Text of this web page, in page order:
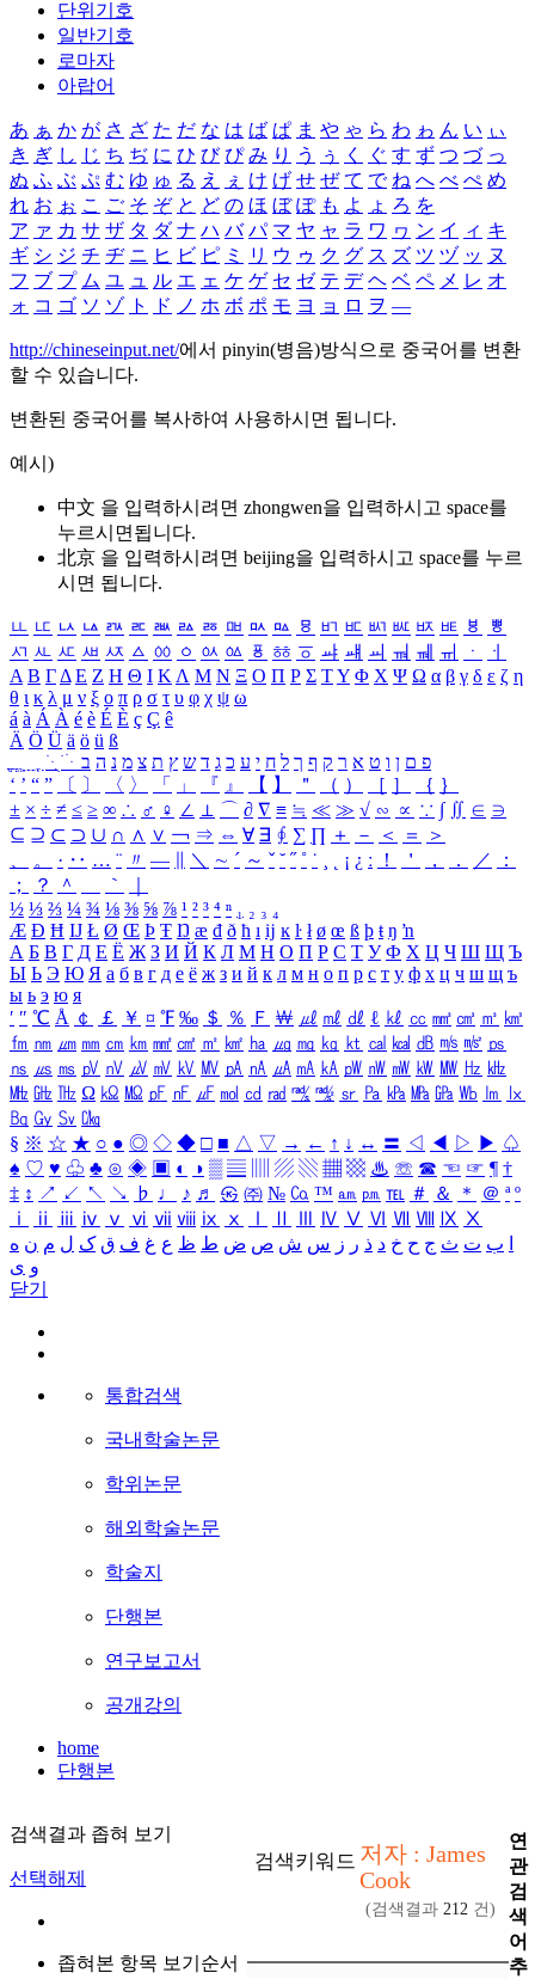
단위기호
일반기호
로마자
아랍어
あ ぁ か が さ ざ た だ な は ば ぱ ま や ゃ ら わ ゎ ん い ぃ
き ぎ し じ ち ぢ に ひ び ぴ み り う ぅ く ぐ す ず つ づ っ
ぬ ふ ぶ ぷ む ゆ ゅ る え ぇ け げ せ ぜ て で ね へ べ ぺ め
れ お ぉ こ ご そ ぞ と ど の ほ ぼ ぽ も よ ょ ろ を
ア ァ カ サ ザ タ ダ ナ ハ バ パ マ ヤ ャ ラ ワ ヮ ン イ ィ キ
ギ シ ジ チ ヂ ニ ヒ ビ ピ ミ リ ウ ゥ ク グ ス ズ ツ ヅ ッ ヌ
フ ブ プ ム ユ ュ ル エ ェ ケ ゲ セ ゼ テ デ ヘ ベ ペ メ レ オ
ォ コ ゴ ソ ゾ ト ド ノ ホ ボ ポ モ ヨ ョ ロ ヲ ―
http://chineseinput.net/에서 pinyin(병음)방식으로 중국어를 변환
할 수 있습니다.
변환된 중국어를 복사하여 사용하시면 됩니다.
예시)
中文 을 입력하시려면 zhongwen을 입력하시고 space를
누르시면됩니다.
北京 을 입력하시려면 beijing을 입력하시고 space를 누르
시면 됩니다.
ㅥ ㅦ ㅧ ㅨ ㅩ ㅪ ㅫ ㅬ ㅭ ㅮ ㅯ ㅰ ㅱ ㅲ ㅳ ㅴ ㅵ ㅶ ㅷ ㅸ
ㅹ
ㅺ ㅻ ㅼ ㅽ ㅾ ㅿ ㆀ ㆁ ㆂ ㆃ ㆄ ㆅ ㆆ ㆇ ㆈ ㆉ ㆊ ㆋ ㆌ ㆍ
ㆎ
Α Β ΓΔ Ε Ζ Η Θ Ι ΚΛ Μ Ν Ξ Ο Π Ρ Σ ΤΥ Φ Χ Ψ Ω α β γ δ ε ζ η
θ ι κ λ μ ν ξ ο π ρ σ τ υ φ χ ψ ω
á à Á À é è É È ç Ç ê
Ä Ö Ü ä ö ü ß
ִֶֹ ֻּ ׁׂ פ ם ן ו ט א ר ק ף ך ל ח י ע כ ג ד ש ץ ת צ מ נ ה ב
‘ ’ “ ” 〔 〕 〈 〉 「 」 『 』 【 】 ＂ （ ） ［ ］ ｛ ｝
± × ÷ ≠ ≤ ≥ ∞ ∴ ♂ ♀ ∠ ⊥ ⌒ ∂ ∇ ≡ ≒ ≪ ≫ √ ∽ ∝ ∵ ∫ ∬ ∈ ∋
⊆ ⊇ ⊂ ⊃ ∪ ∩ ∧ ∨ ￢ ⇒ ⇔ ∀ ∃ ∮ ∑ ∏ ＋ － ＜ ＝
＞
、
。 · ‥ … ¨ 〃 ― ＼ ∼ ´ ～ ˇ ˘ ˝ ˚ ˙ ¸ ¡ ¿ ː ！ ＇ ， ． ／
：
；
？ ＾ ｀
½ ⅓ ⅔ ¼ ¾ ⅛ ⅜ ⅝ ⅞ ¹ ² ³ ⁴ ⁿ ₁ ₂ ₃ ₄
Æ Ð Ħ Ĳ Ł Ø Œ Þ Ŧ Ŋ æ đ ð ħ ı ĳ ĸ ŀ ł ø œ ß þ ŧ ŋ ŉ
А Б В Г Д Е Ё Ж З И Й К Л М Н О П Р С Т У Ф Х Ц Ч Ш Щ Ъ
Ы Ь Э Ю Я а б в г д е ё ж з и й к л м н о п р с т у ф х ц ч ш щ ъ
ы ь э ю я
′ ″ ℃ Å ￠ ￡ ￥ ¤ ℉ ‰ ＄ ％ Ｆ ￦ ㎕ ㎖ ㎗ ℓ ㎘ ㏄ ㎣ ㎤ ㎥ ㎦
㎙ ㎚ ㎛ ㎜ ㎝ ㎞ ㎟ ㎠ ㎡ ㎢ ㏊ ㎍ ㎎ ㎏ ㏏ ㎈ ㎉ ㏈ ㎧ ㎨ ㎰
㎱ ㎲ ㎳ ㎴ ㎵ ㎶ ㎷ ㎸ ㎹ ㎀ ㎁ ㎂ ㎃ ㎄ ㎺ ㎻ ㎽ ㎾ ㎿ ㎐ ㎑
㎒ ㎓ ㎔ Ω ㏀ ㏁ ㎊ ㎋ ㎌ ㏖ ㏅ ㎭ ㎮ ㎯ ㏛ ㎩ ㎪ ㎫ ㎬ ㏝ ㏐
㏓
㏃ ㏉ ㏜ ㏆
§ ※ ☆ ★ ○ ● ◎ ◇ ◆ □ ■ △ ▽ → ← ↑ ↓ ↔ 〓 ◁ ◀ ▷ ▶ ♤
♠ ♡ ♥ ♧ ♣ ⊙ ◈ ▣ ◐ ◑ ▒ ▤ ▨ ▧ ▦ ▩ ♨ ☏ ☎ ☜ ☞ ¶ †
‡ ↕ ↗ ↙ ↖ ↘ ♭ ♩ ♪ ♬ ㉿ ㈜ № ㏇ ™ ㏂ ㏘ ℡ ＃ ＆ ＊ ＠ ª º
ⅰ
ⅱ ⅲ ⅳ ⅴ ⅵ ⅶ ⅷ ⅸ ⅹ Ⅳ Ⅴ Ⅵ Ⅶ Ⅷ Ⅸ Ⅹ
ب ت ث ج ح خ د ذ ر ز س ش ص ض ط ظ ع غ ف ق ک ل م ن ه
و ی
닫기
통합검색
국내학술논문
학위논문
해외학술논문
학술지
단행본
연구보고서
공개강의
home
단행본
검색결과 좁혀 보기
선택해제
좁혀본 항목 보기순서
검색키워드 저자 : James
Cook
(검색결과 212 건)
연
관
검
색
어
추